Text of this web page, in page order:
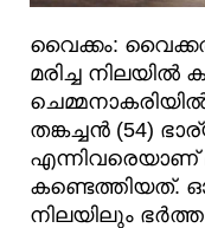
വൈക്കം:
മരിച്ച നിലയിൽ
തങ്കച്ചന്‍ (54)
എന്നിവരെയാണ്
കണ്ടെത്തിയത്.
നിലയിലും